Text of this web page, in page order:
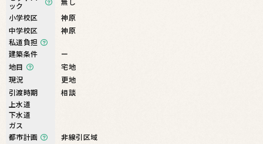
ック
小学校区
神原
中学校区
神原
私道負担
建築条件
ー
地目
宅地
現況
更地
引渡時期
相談
上水道
下水道
ガス
都市計画
非線引区域